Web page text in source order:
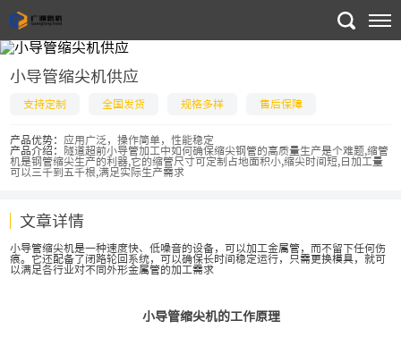
小导管缩尖机供应
支持定制 全国发货 规格多样 售后保障
产品优势： 应用广泛，操作简单，性能稳定
产品介绍： 隧道超前小导管加工中如何确保缩尖钢管的高质量生产是个难题,缩管
机是钢管缩尖生产的利器,它的缩管尺寸可定制占地面积小,缩尖时间短,日加工量
可以三千到五千根,满足实际生产需求
文章详情
小导管缩尖机是一种速度快、低噪音的设备，可以加工金属管，而不留下任何伤
痕。它还配备了闭路轮回系统，可以确保长时间稳定运行，只需更换模具，就可
以满足各行业对不同外形金属管的加工需求
小导管缩尖机的工作原理